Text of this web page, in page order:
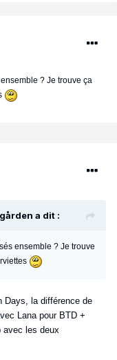
? Je trouve ça
a dit :
ensemble ? Je trouve
Days, la différence de
Lana pour BTD +
avec les deux